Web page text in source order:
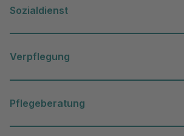
Sozialdienst
Verpflegung
Pflegeberatung